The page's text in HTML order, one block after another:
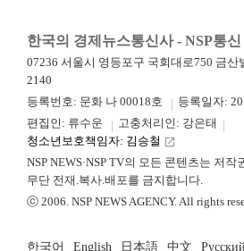
한국의 경제뉴스통신사 - NSP통신
07236 서울시 영등포구 국회대로750 금산
2140
등록번호: 문화 나 00018호
등록일자:
편집인: 류수운
고충처리인: 강은태
청소년보호책임자: 김승철 launch
NSP NEWS·NSP TV의 모든 콘텐츠는 저
무단 전재.복사.배포를 금지합니다.
ⓒ 2006. NSP NEWS AGENCY. All rights
한국어 English 日本語 中文 Русский